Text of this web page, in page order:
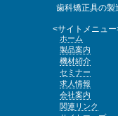
歯科矯正具の製
<サイトメニュー
ホーム
製品案内
機材紹介
セミナー
求人情報
会社案内
関連リンク